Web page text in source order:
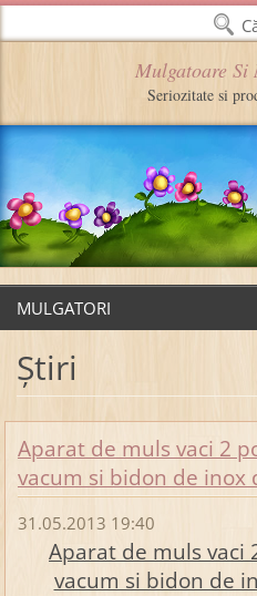
Mulgatoare Si
Seriozitate si
MULGATORI
Ştiri
Aparat de muls vaci 2
vacum si bidon de inox
31.05.2013 19:40
Aparat de muls vaci
vacum si bidon de